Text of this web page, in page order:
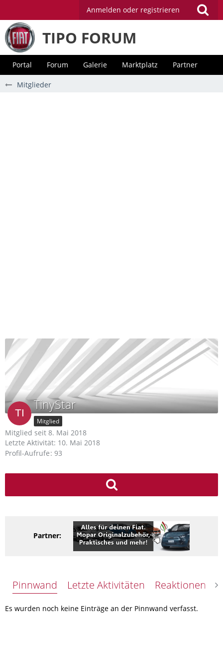
Anmelden oder registrieren
TIPO FORUM
Portal Forum Galerie Marktplatz Partner
Mitglieder
TinyStar
Mitglied
Mitglied seit 8. Mai 2018
Letzte Aktivität: 10. Mai 2018
Profil-Aufrufe 93
Partner:
Pinnwand Letzte Aktivitäten Reaktionen
Es wurden noch keine Einträge an der Pinnwand verfasst.